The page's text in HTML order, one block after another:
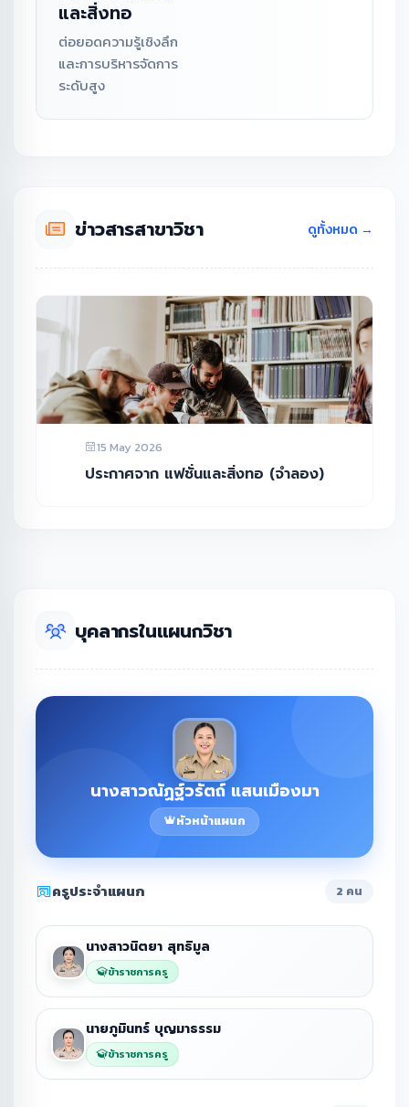
และสิ่งทอ
ต่อยอดความรู้เชิงลึก
และการบริหารจัดการ
ระดับสูง
ข่าวสารสาขาวิชา ดูทั้งหมด →
15 May 2026
ประกาศจาก แฟชั่นและสิ่งทอ (จำลอง)
บุคลากรในแผนกวิชา
นางสาวณัฏฐ์วรัตถ์ แสนเมืองมา
หัวหน้าแผนก
ครูประจำแผนก 2 คน
นางสาวนิตยา สุทธิมูล
ข้าราชการครู
นายภูมินทร์ บุญมาธรรม
ข้าราชการครู